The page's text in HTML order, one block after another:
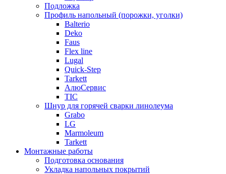
Подложка
Профиль напольный (порожки, уголки)
Balterio
Deko
Faus
Flex line
Lugal
Quick-Step
Tarkett
АлюСервис
ТІС
Шнур для горячей сварки линолеума
Grabo
LG
Marmoleum
Tarkett
Монтажные работы
Подготовка основания
Укладка напольных покрытий